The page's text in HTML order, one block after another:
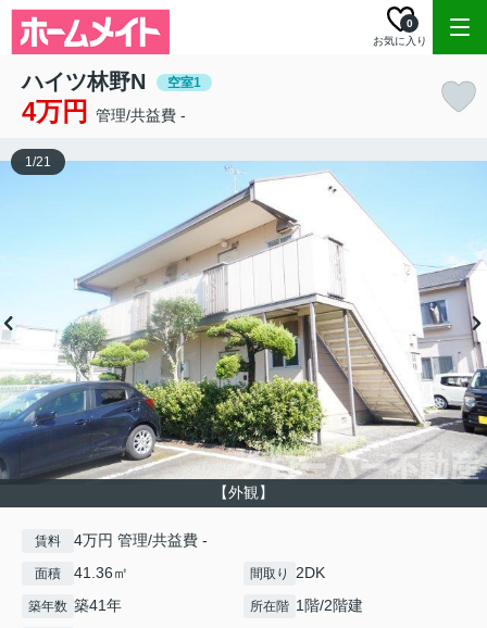
お気に入り
0
ハイツ林野N 空室1
4万円 管理/共益費 -
【外観】
1/21
賃料 4万円 管理/共益費 -
面積 41.36㎡ 間取り 2DK
築年数 築41年 所在階 1階/2階建